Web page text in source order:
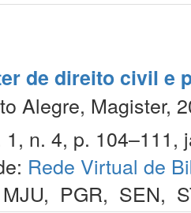
de direito civil e
Alegre, Magister,
n. 4, p. 104–111,
Rede Virtual de
MJU, PGR, SEN,